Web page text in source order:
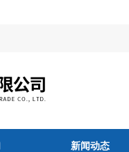
新闻动态